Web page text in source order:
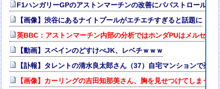
F1ハンガリーGPのアストンマーチンの改善にパパストロール興
【画像】渋谷にあるナイトプールがエチエチすぎると話題に
英BBC：アストンマーチン内部の分析ではホンダPUはメルセデ
【動画】スペインのどすけべJK、レベチｗｗｗ
【訃報】タレントの清水良太郎さん（37）自宅マンションで死
【画像】カーリングの吉田知那美さん、胸を見せつけてしまう